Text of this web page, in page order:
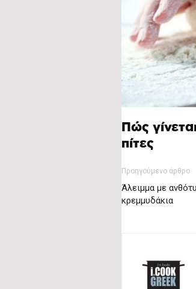
Πώς
πίτες
Προηγούμενο άρθρο
Άλειμμα με
κρεμμυδάκια